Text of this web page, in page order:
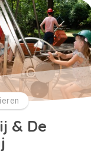
& De